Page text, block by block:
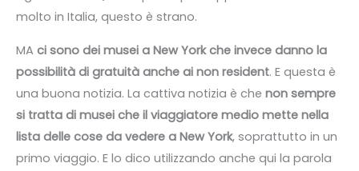
molto in Italia, questo è strano.
MA ci sono dei musei a New York che invece danno la
possibilità di gratuità anche ai non resident. E questa è
una buona notizia. La cattiva notizia è che non sempre
si tratta di musei che il viaggiatore medio mette nella
lista delle cose da vedere a New York, soprattutto in un
primo viaggio. E lo dico utilizzando anche qui la parola